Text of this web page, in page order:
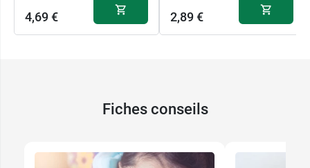
4,69 € 2,89 €
Fiches conseils